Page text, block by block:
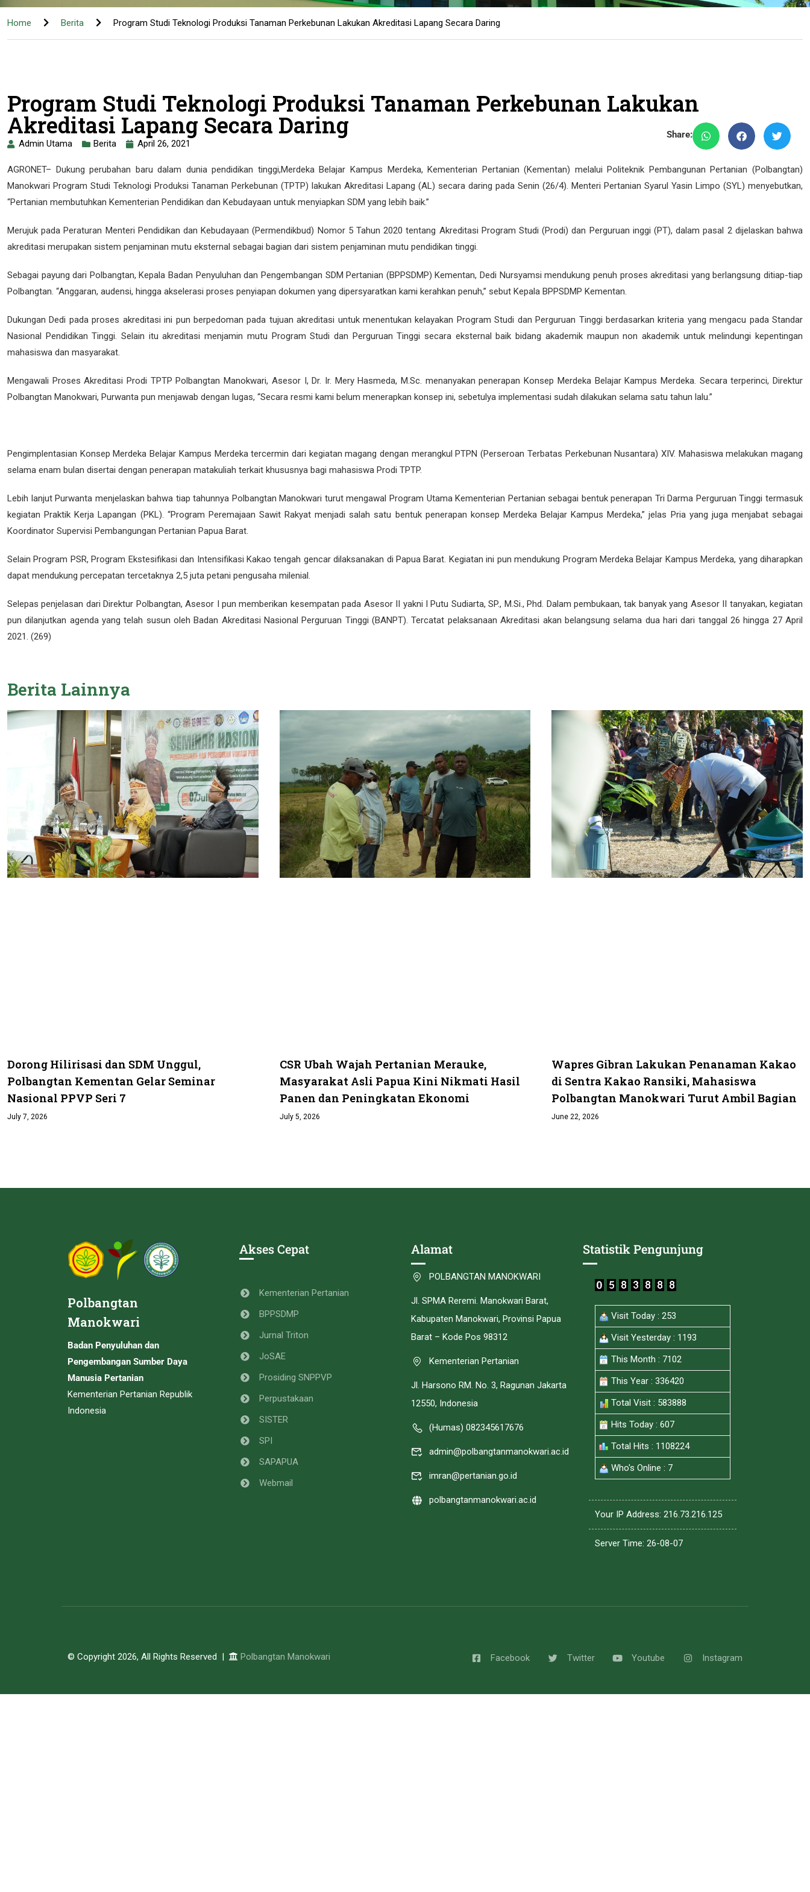
Home Berita Program Studi Teknologi Produksi Tanaman Perkebunan Lakukan Akreditasi Lapang Secara Daring
Program Studi Teknologi Produksi Tanaman Perkebunan Lakukan
Akreditasi Lapang Secara Daring
Admin Utama Berita April 26, 2021
Share:
AGRONET– Dukung perubahan baru dalam dunia pendidikan tinggi,Merdeka Belajar Kampus Merdeka, Kementerian Pertanian (Kementan) melalui Politeknik Pembangunan Pertanian (Polbangtan)
Manokwari Program Studi Teknologi Produksi Tanaman Perkebunan (TPTP) lakukan Akreditasi Lapang (AL) secara daring pada Senin (26/4). Menteri Pertanian Syarul Yasin Limpo (SYL) menyebutkan,
“Pertanian membutuhkan Kementerian Pendidikan dan Kebudayaan untuk menyiapkan SDM yang lebih baik.”
Merujuk pada Peraturan Menteri Pendidikan dan Kebudayaan (Permendikbud) Nomor 5 Tahun 2020 tentang Akreditasi Program Studi (Prodi) dan Perguruan inggi (PT), dalam pasal 2 dijelaskan bahwa
akreditasi merupakan sistem penjaminan mutu eksternal sebagai bagian dari sistem penjaminan mutu pendidikan tinggi.
Sebagai payung dari Polbangtan, Kepala Badan Penyuluhan dan Pengembangan SDM Pertanian (BPPSDMP) Kementan, Dedi Nursyamsi mendukung penuh proses akreditasi yang berlangsung ditiap-tiap
Polbangtan. “Anggaran, audensi, hingga akselerasi proses penyiapan dokumen yang dipersyaratkan kami kerahkan penuh,” sebut Kepala BPPSDMP Kementan.
Dukungan Dedi pada proses akreditasi ini pun berpedoman pada tujuan akreditasi untuk menentukan kelayakan Program Studi dan Perguruan Tinggi berdasarkan kriteria yang mengacu pada Standar
Nasional Pendidikan Tinggi. Selain itu akreditasi menjamin mutu Program Studi dan Perguruan Tinggi secara eksternal baik bidang akademik maupun non akademik untuk melindungi kepentingan
mahasiswa dan masyarakat.
Mengawali Proses Akreditasi Prodi TPTP Polbangtan Manokwari, Asesor I, Dr. Ir. Mery Hasmeda, M.Sc. menanyakan penerapan Konsep Merdeka Belajar Kampus Merdeka. Secara terperinci, Direktur
Polbangtan Manokwari, Purwanta pun menjawab dengan lugas, “Secara resmi kami belum menerapkan konsep ini, sebetulya implementasi sudah dilakukan selama satu tahun lalu.”
Pengimplentasian Konsep Merdeka Belajar Kampus Merdeka tercermin dari kegiatan magang dengan merangkul PTPN (Perseroan Terbatas Perkebunan Nusantara) XIV. Mahasiswa melakukan magang
selama enam bulan disertai dengan penerapan matakuliah terkait khususnya bagi mahasiswa Prodi TPTP.
Lebih lanjut Purwanta menjelaskan bahwa tiap tahunnya Polbangtan Manokwari turut mengawal Program Utama Kementerian Pertanian sebagai bentuk penerapan Tri Darma Perguruan Tinggi termasuk
kegiatan Praktik Kerja Lapangan (PKL). “Program Peremajaan Sawit Rakyat menjadi salah satu bentuk penerapan konsep Merdeka Belajar Kampus Merdeka,” jelas Pria yang juga menjabat sebagai
Koordinator Supervisi Pembangungan Pertanian Papua Barat.
Selain Program PSR, Program Ekstesifikasi dan Intensifikasi Kakao tengah gencar dilaksanakan di Papua Barat. Kegiatan ini pun mendukung Program Merdeka Belajar Kampus Merdeka, yang diharapkan
dapat mendukung percepatan tercetaknya 2,5 juta petani pengusaha milenial.
Selepas penjelasan dari Direktur Polbangtan, Asesor I pun memberikan kesempatan pada Asesor II yakni I Putu Sudiarta, SP., M.Si., Phd. Dalam pembukaan, tak banyak yang Asesor II tanyakan, kegiatan
pun dilanjutkan agenda yang telah susun oleh Badan Akreditasi Nasional Perguruan Tinggi (BANPT). Tercatat pelaksanaan Akreditasi akan belangsung selama dua hari dari tanggal 26 hingga 27 April
2021. (269)
Berita Lainnya
Dorong Hilirisasi dan SDM Unggul,
Polbangtan Kementan Gelar Seminar
Nasional PPVP Seri 7
July 7, 2026
CSR Ubah Wajah Pertanian Merauke,
Masyarakat Asli Papua Kini Nikmati Hasil
Panen dan Peningkatan Ekonomi
July 5, 2026
Wapres Gibran Lakukan Penanaman Kakao
di Sentra Kakao Ransiki, Mahasiswa
Polbangtan Manokwari Turut Ambil Bagian
June 22, 2026
Polbangtan
Manokwari
Badan Penyuluhan dan
Pengembangan Sumber Daya
Manusia Pertanian
Kementerian Pertanian Republik
Indonesia
Akses Cepat
Kementerian Pertanian
BPPSDMP
Jurnal Triton
JoSAE
Prosiding SNPPVP
Perpustakaan
SISTER
SPI
SAPAPUA
Webmail
Alamat
POLBANGTAN MANOKWARI
Jl. SPMA Reremi. Manokwari Barat,
Kabupaten Manokwari, Provinsi Papua
Barat – Kode Pos 98312
Kementerian Pertanian
Jl. Harsono RM. No. 3, Ragunan Jakarta
12550, Indonesia
(Humas) 082345617676
admin@polbangtanmanokwari.ac.id
imran@pertanian.go.id
polbangtanmanokwari.ac.id
Statistik Pengunjung
Visit Today : 253
Visit Yesterday : 1193
This Month : 7102
This Year : 336420
Total Visit : 583888
Hits Today : 607
Total Hits : 1108224
Who's Online : 7
Your IP Address: 216.73.216.125
Server Time: 26-08-07
© Copyright 2026, All Rights Reserved | Polbangtan Manokwari Facebook Twitter Youtube Instagram